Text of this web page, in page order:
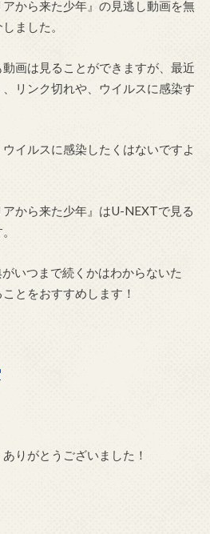
アから来た少年』の見逃し動画を無
ました。
画は見ることができますが、最近
リンク切れや、ウイルスに感染す
イルスに感染したくはないですよ
アから来た少年』はU-NEXTで見る
いつまで続くかはわからないた
とをおすすめします！
りがとうございました！